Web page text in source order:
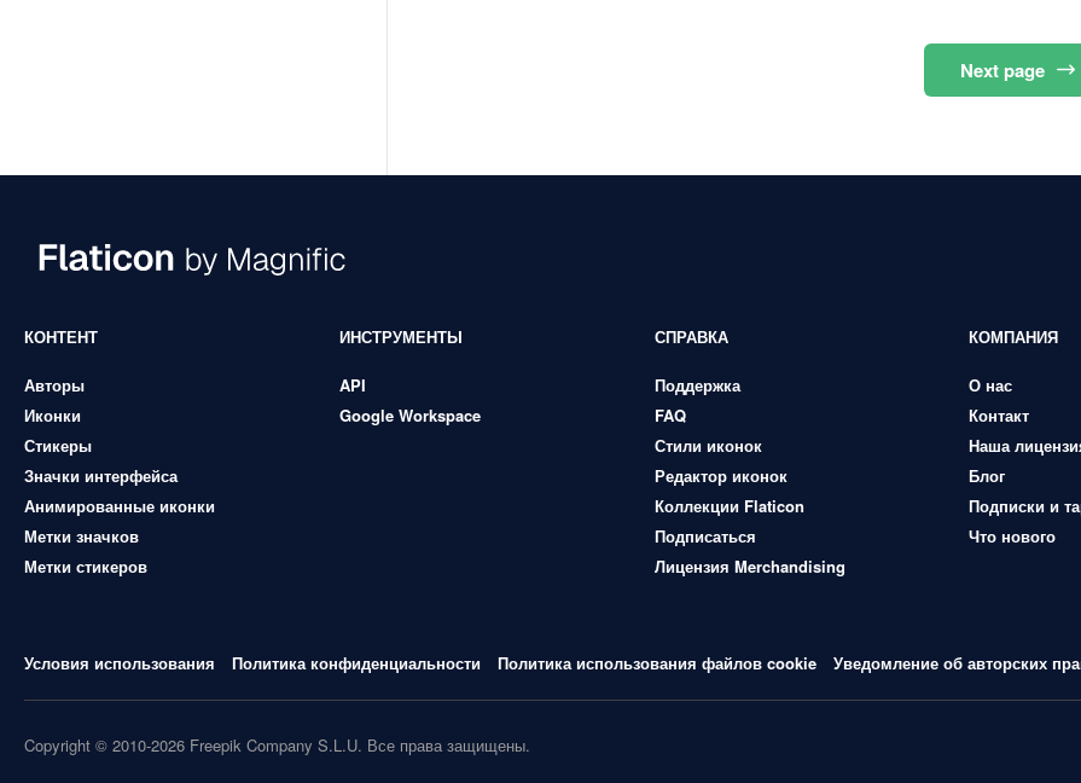
Nextpage
КОНТЕНТ
Авторы
Иконки
Стикеры
Значки интерфейса
Анимированные иконки
Метки значков
Метки стикеров
ИНСТРУМЕНТЫ
API
Google Workspace
СПРАВКА
Поддержка
FAQ
Стили иконок
Редактор иконок
Коллекции Flaticon
Подписаться
Лицензия Merchandising
КОМПАНИЯ
О нас
Контакт
Наша
Блог
Подписки и
Что нового
Условия использования Политика конфиденциальности Политика использования файлов cookie Уведомление об авторских
Copyright © 2010-2026 Freepik Company S.L.U. Все права защищены.